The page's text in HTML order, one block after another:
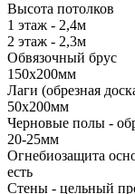
Высота потолков
1 этаж - 2,4м
2 этаж - 2,3м
Обвязочный брус
150х200мм
Лаги (обрезная
50х200мм
Черновые полы -
20-25мм
Огнебиозащита
есть
Стены - цельный